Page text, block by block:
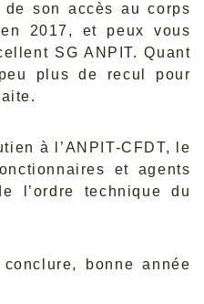
de son accès au corps
2017, et peux vous
SG ANPIT. Quant
plus de recul pour
à l’ANPIT-CFDT, le
et agents
l’ordre technique du
bonne année